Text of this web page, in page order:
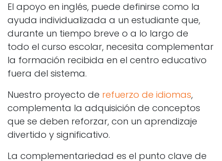
El apoyo en inglés, puede definirse como la
ayuda individualizada a un estudiante que,
durante un tiempo breve o a lo largo de
todo el curso escolar, necesita complementar
la formación recibida en el centro educativo
fuera del sistema.
Nuestro proyecto de refuerzo de idiomas,
complementa la adquisición de conceptos
que se deben reforzar, con un aprendizaje
divertido y significativo.
La complementariedad es el punto clave de